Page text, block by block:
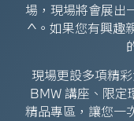
場，現場將會展出
^。如果您有興趣
現場更設多項精
BMW 講座、限定
精品專區，讓您一